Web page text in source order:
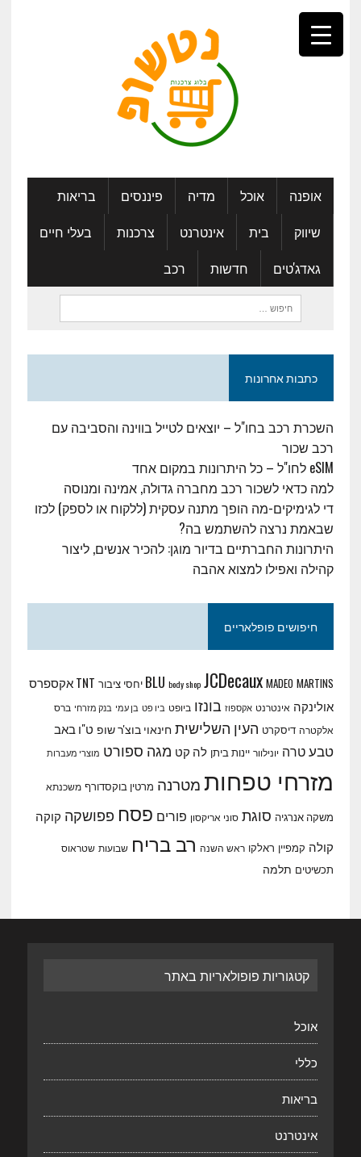
אופנה אוכל מדיה פיננסים
בריאות
שיווק
בית אינטרנט צרכנות
בעלי חיים
גאדג'טים
חדשות
רכב
חיפוש:
כתבות אחרונות
השכרת רכב בחו"ל – יוצאים לטייל בווינה והסביבה עם
רכב שכור
eSIM לחו"ל – כל היתרונות במקום אחד
למה כדאי לשכור רכב מחברה גדולה, אמינה ומנוסה
די לגימיקים-מה הופך מתנה עסקית (ללקוח או לספק) לכזו
שבאמת נרצה להשתמש בה?
היתרונות החברתיים בדיור מוגן: להכיר אנשים, ליצור
קהילה ואפילו למצוא אהבה
חיפושים פופלאריים
BLU body shop JCDecaux MADEO MARTINS יחסי ציבור
TNT אקספרס
אולינקה אינטרנט אקספוז בונזו ביופט ביו פט בן עמי בנק מזרחי ברס
אלקטרה דיסקרט העין השלישית חינאוי בוצ'ר שופ ט"ו באב
טבעטרה יונילוור יינות ביתן לה קט מגה ספורט מוצרי מעברות
מזרחי טפחותמטרנה מרטין בוקסדורף משכנתא
משקה אנרגיה סוגת סוני אריקסון פורים פסח פפושקה קוקה
קולה קמפיין ראלקו ראש השנה רב בריח שבועות שטראוס
תכשיטים תלמה
קטגוריות פופולאריות באתר
אוכל
כללי
בריאות
אינטרנט